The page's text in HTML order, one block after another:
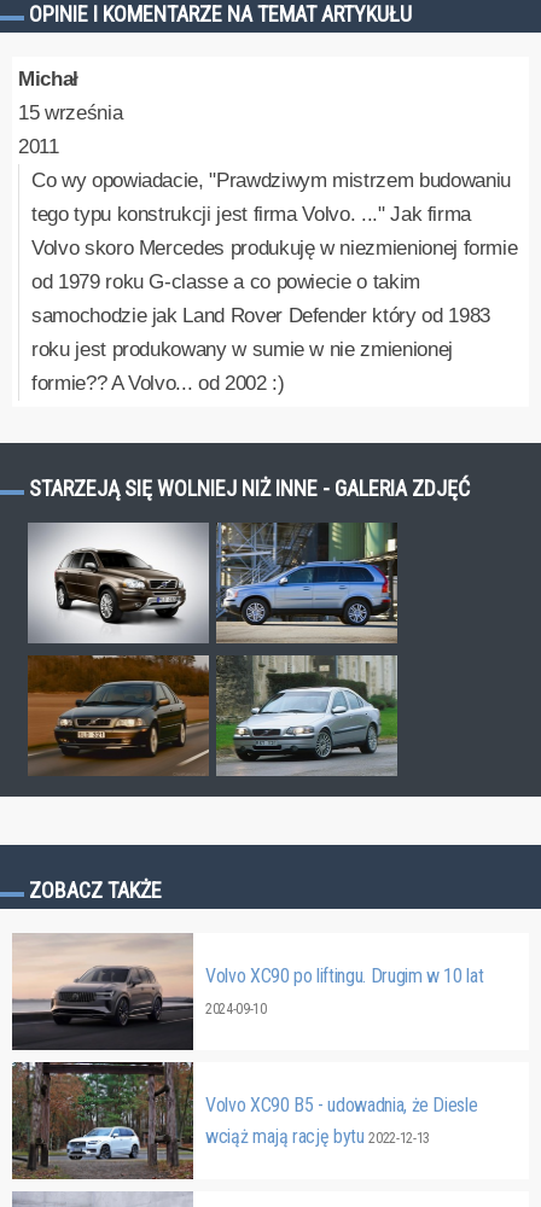
OPINIE I KOMENTARZE NA TEMAT ARTYKUŁU
Michał
15 września
2011
Co wy opowiadacie, "Prawdziwym mistrzem budowaniu
tego typu konstrukcji jest firma Volvo. ..." Jak firma
Volvo skoro Mercedes produkuję w niezmienionej formie
od 1979 roku G-classe a co powiecie o takim
samochodzie jak Land Rover Defender który od 1983
roku jest produkowany w sumie w nie zmienionej
formie?? A Volvo... od 2002 :)
STARZEJĄ SIĘ WOLNIEJ NIŻ INNE - GALERIA ZDJĘĆ
ZOBACZ TAKŻE
Volvo XC90 po liftingu. Drugim w 10 lat
2024-09-10
Volvo XC90 B5 - udowadnia, że Diesle
wciąż mają rację bytu2022-12-13